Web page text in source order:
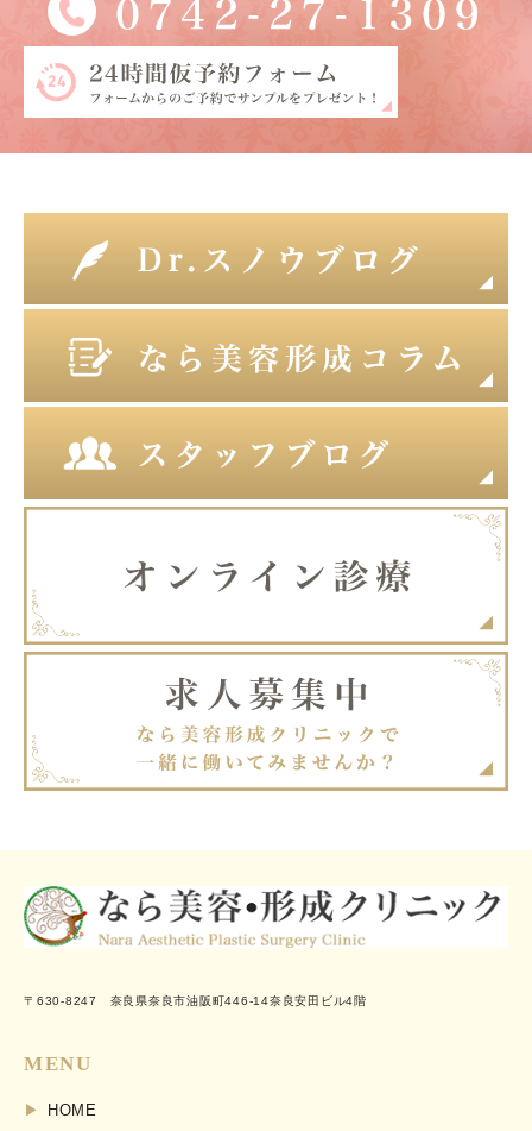
〒630-8247 奈良県奈良市油阪町446-14奈良安田ビル4階
MENU
HOME